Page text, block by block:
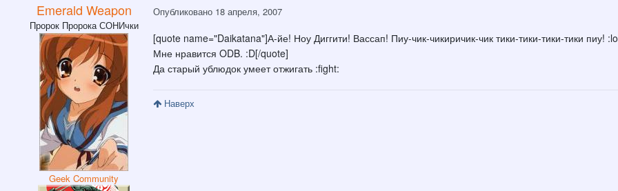
Emerald Weapon
Пророк Пророка СОНИчки
Geek Community
Опубликовано 18 апреля, 2007
[quote name="Daikatana"]А-йе! Ноу Диггити! Вассап! Пиу-чик-чикиричик-чик тики-тики-тики-тики пиу!
Мне нравится ODB. :D[/quote]
Да старый ублюдок умеет отжигать :fight:
Наверх